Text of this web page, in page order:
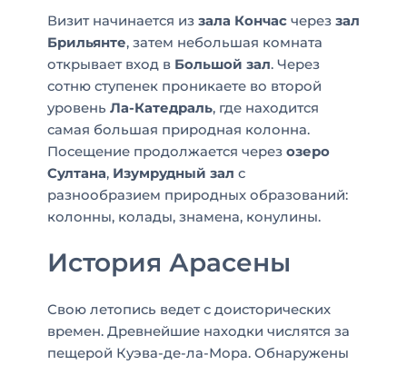
Визит начинается из зала Кончас через зал
Брильянте, затем небольшая комната
открывает вход в Большой зал. Через
сотню ступенек проникаете во второй
уровень Ла-Катедраль, где находится
самая большая природная колонна.
Посещение продолжается через озеро
Султана, Изумрудный зал с
разнообразием природных образований:
колонны, колады, знамена, конулины.
История Арасены
Свою летопись ведет с доисторических
времен. Древнейшие находки числятся за
пещерой Куэва-де-ла-Мора. Обнаружены